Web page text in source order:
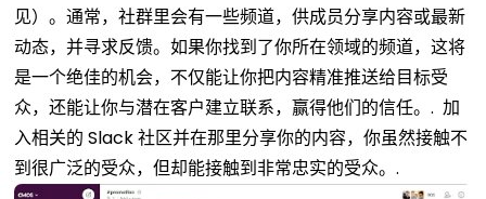
见）。通常，社群里会有一些频道，供成员分享内容或最新
动态，并寻求反馈。如果你找到了你所在领域的频道，这将
是一个绝佳的机会，不仅能让你把内容精准推送给目标受
众，还能让你与潜在客户建立联系，赢得他们的信任。. 加
入相关的 Slack 社区并在那里分享你的内容，你虽然接触不
到很广泛的受众，但却能接触到非常忠实的受众。.